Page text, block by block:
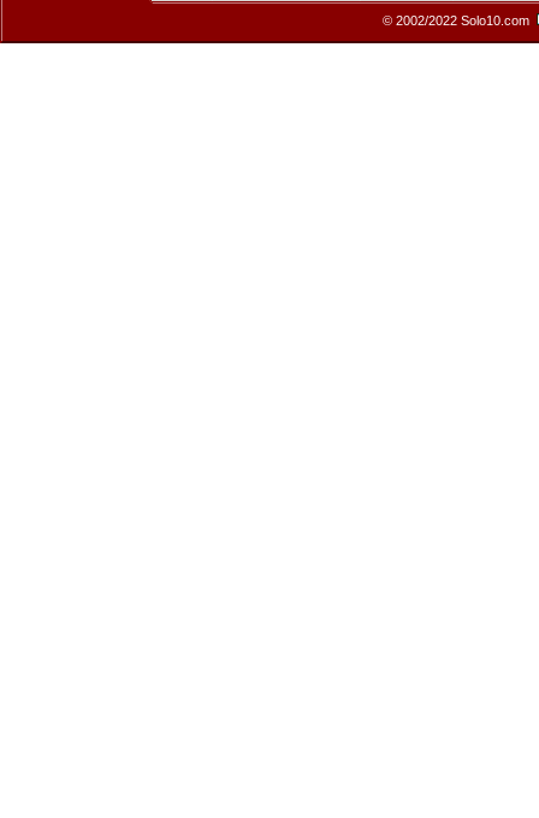
© 2002/2022 Solo10.com